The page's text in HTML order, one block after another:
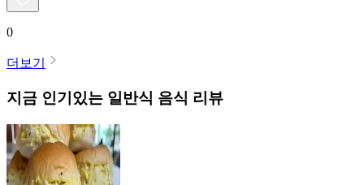
0
더보기
지금 인기있는 일반식 음식 리뷰